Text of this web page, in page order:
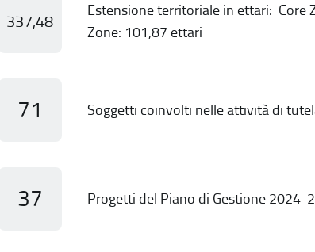
337,48
Estensione territoriale in ettari: Core
Zone: 101,87 ettari
71 Soggetti coinvolti nelle attività di
37 Progetti del Piano di Gestione 2024-